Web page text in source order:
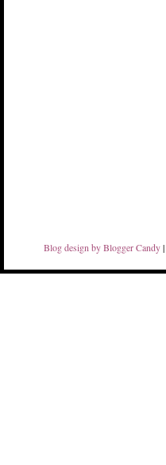
Blog design by Blogger Candy|